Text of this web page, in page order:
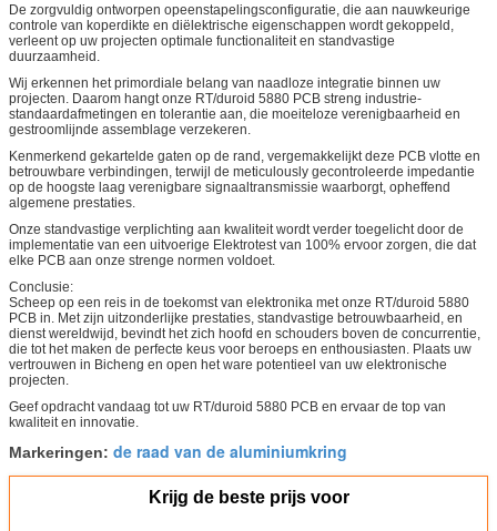
De zorgvuldig ontworpen opeenstapelingsconfiguratie, die aan nauwkeurige
controle van koperdikte en diëlektrische eigenschappen wordt gekoppeld,
verleent op uw projecten optimale functionaliteit en standvastige
duurzaamheid.
Wij erkennen het primordiale belang van naadloze integratie binnen uw
projecten. Daarom hangt onze RT/duroid 5880 PCB streng industrie-
standaardafmetingen en tolerantie aan, die moeiteloze verenigbaarheid en
gestroomlijnde assemblage verzekeren.
Kenmerkend gekartelde gaten op de rand, vergemakkelijkt deze PCB vlotte en
betrouwbare verbindingen, terwijl de meticulously gecontroleerde impedantie
op de hoogste laag verenigbare signaaltransmissie waarborgt, opheffend
algemene prestaties.
Onze standvastige verplichting aan kwaliteit wordt verder toegelicht door de
implementatie van een uitvoerige Elektrotest van 100% ervoor zorgen, die dat
elke PCB aan onze strenge normen voldoet.
Conclusie:
Scheep op een reis in de toekomst van elektronika met onze RT/duroid 5880
PCB in. Met zijn uitzonderlijke prestaties, standvastige betrouwbaarheid, en
dienst wereldwijd, bevindt het zich hoofd en schouders boven de concurrentie,
die tot het maken de perfecte keus voor beroeps en enthousiasten. Plaats uw
vertrouwen in Bicheng en open het ware potentieel van uw elektronische
projecten.
Geef opdracht vandaag tot uw RT/duroid 5880 PCB en ervaar de top van
kwaliteit en innovatie.
Markeringen: de raad van de aluminiumkring
Krijg de beste prijs voor